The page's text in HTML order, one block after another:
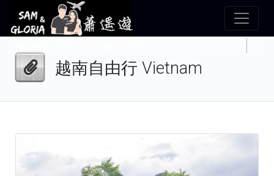
越南自由行 Vietnam